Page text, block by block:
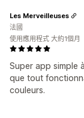
Super app simple
que tout
couleurs.
Les Merveilleuses
法國
使用應用程式 大約1個月